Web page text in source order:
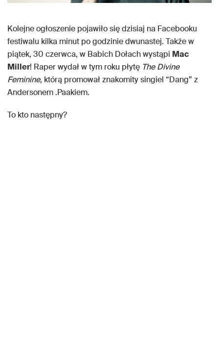
Kolejne ogłoszenie pojawiło się dzisiaj na Facebooku
festiwalu kilka minut po godzinie dwunastej. Także w
piątek, 30 czerwca, w Babich Dołach wystąpi Mac
Miller! Raper wydał w tym roku płytę The Divine
Feminine, którą promował znakomity singiel “Dang” z
Andersonem .Paakiem.
To kto następny?